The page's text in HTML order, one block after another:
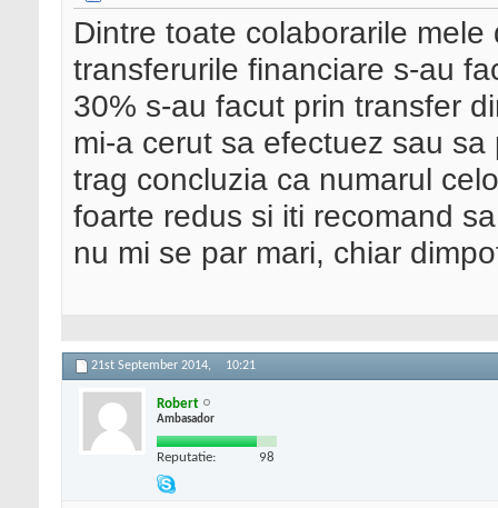
Dintre toate colaborarile
transferurile financiare s-au
30% s-au facut prin transfer
mi-a cerut sa efectuez sau
trag concluzia ca numarul
foarte redus si iti recomand
nu mi se par mari, chiar
21st September 2014, 10:21
Robert
Ambasador
Reputatie: 98